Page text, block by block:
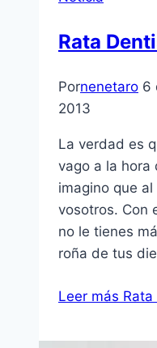
Rata
Pornenetaro 6
2013
La verdad es
vago a la hora
imagino que
vosotros. Con
no le tienes
roña de tus
Leer más